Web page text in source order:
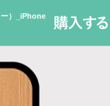
）_iPhone